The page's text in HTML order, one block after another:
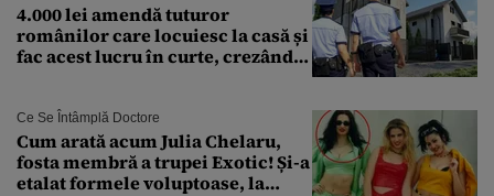
4.000 lei amendă tuturor
românilor care locuiesc la casă și
fac acest lucru în curte, crezând
Ce Se Întâmplă Doctore
Cum arată acum Julia Chelaru,
fosta membră a trupei Exotic! Și-a
etalat formele voluptoase, la